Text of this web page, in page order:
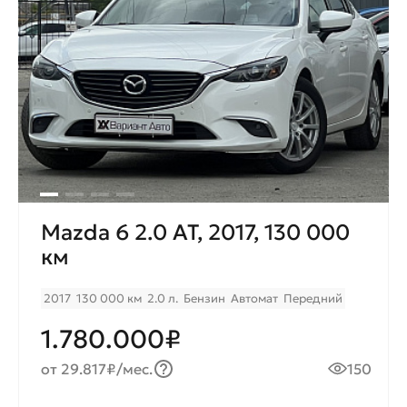
Mazda 6 2.0 AT, 2017, 130 000
км
2017 130 000 км 2.0 л. Бензин Автомат Передний
1.780.000₽
от 29.817₽/мес. 150